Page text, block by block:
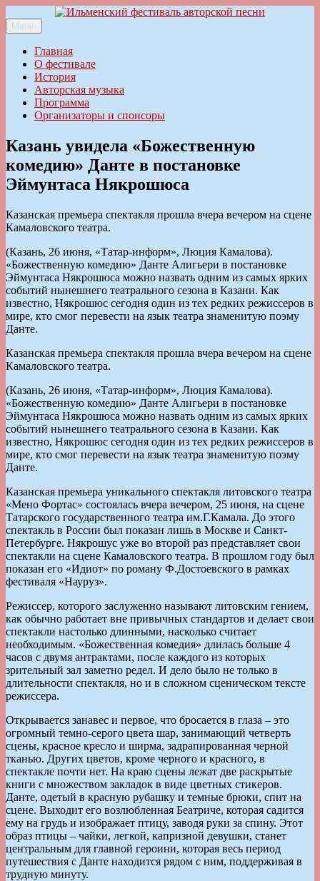
к
содержимому
Ильменский фестиваль авторской песни
Меню
Главная
О фестивале
История
Авторская музыка
Программа
Организаторы и спонсоры
Казань увидела «Божественную
комедию» Данте в постановке
Эймунтаса Някрошюса
Казанская премьера спектакля прошла вчера вечером на сцене
Камаловского театра.
(Казань, 26 июня, «Татар-информ», Люция Камалова).
«Божественную комедию» Данте Алигьери в постановке
Эймунтаса Някрошюса можно назвать одним из самых ярких
событий нынешнего театрального сезона в Казани. Как
известно, Някрошюс сегодня один из тех редких режиссеров в
мире, кто смог перевести на язык театра знаменитую поэму
Данте.
Казанская премьера спектакля прошла вчера вечером на сцене
Камаловского театра.
(Казань, 26 июня, «Татар-информ», Люция Камалова).
«Божественную комедию» Данте Алигьери в постановке
Эймунтаса Някрошюса можно назвать одним из самых ярких
событий нынешнего театрального сезона в Казани. Как
известно, Някрошюс сегодня один из тех редких режиссеров в
мире, кто смог перевести на язык театра знаменитую поэму
Данте.
Казанская премьера уникального спектакля литовского театра
«Мено Фортас» состоялась вчера вечером, 25 июня, на сцене
Татарского государственного театра им.Г.Камала. До этого
спектакль в России был показан лишь в Москве и Санкт-
Петербурге. Някрошус уже во второй раз представляет свои
спектакли на сцене Камаловского театра. В прошлом году был
показан его «Идиот» по роману Ф.Достоевского в рамках
фестиваля «Науруз».
Режиссер, которого заслуженно называют литовским гением,
как обычно работает вне привычных стандартов и делает свои
спектакли настолько длинными, насколько считает
необходимым. «Божественная комедия» длилась больше 4
часов с двумя антрактами, после каждого из которых
зрительный зал заметно редел. И дело было не только в
длительности спектакля, но и в сложном сценическом тексте
режиссера.
Открывается занавес и первое, что бросается в глаза – это
огромный темно-серого цвета шар, занимающий четверть
сцены, красное кресло и ширма, задрапированная черной
тканью. Других цветов, кроме черного и красного, в
спектакле почти нет. На краю сцены лежат две раскрытые
книги с множеством закладок в виде цветных стикеров.
Данте, одетый в красную рубашку и темные брюки, спит на
сцене. Выходит его возлюбленная Беатриче, которая садится
ему на грудь и изображает птицу, заводя руки за спину. Этот
образ птицы – чайки, легкой, капризной девушки, станет
центральным для главной героини, которая весь период
путешествия с Данте находится рядом с ним, поддерживая в
трудную минуту.